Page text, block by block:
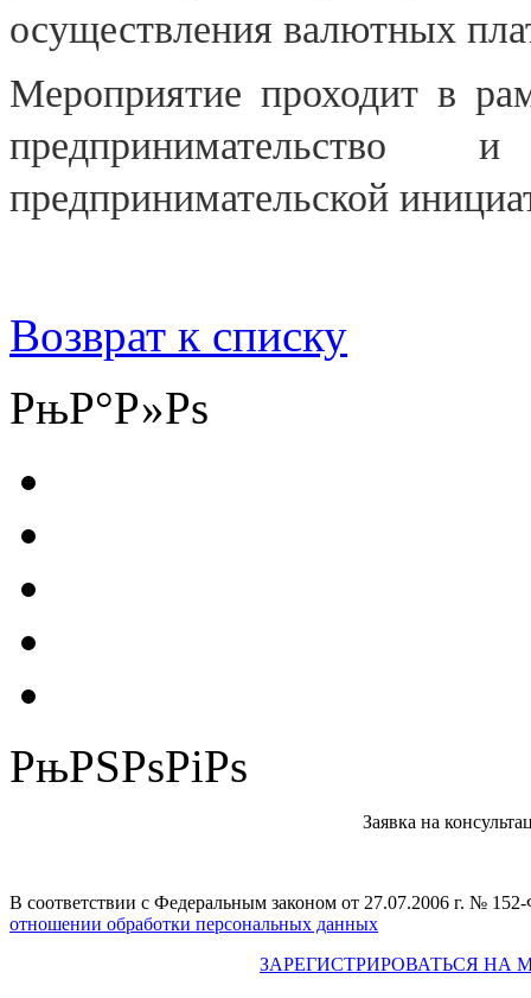
осуществления валютных
Мероприятие проходит в
предпринимательство
предпринимательской
Возврат к списку
РњР°Р»Рѕ
РњРЅРѕРіРѕ
Заявка на
В соответствии с Федеральным законом от 27.07.2006 г. №
отношении обработки персональных данных
ЗАРЕГИСТРИРОВАТЬСЯ НА